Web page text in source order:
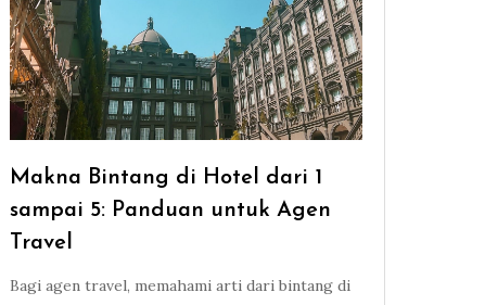
Makna Bintang di Hotel dari 1
sampai 5: Panduan untuk Agen
Travel
Bagi agen travel, memahami arti dari bintang di